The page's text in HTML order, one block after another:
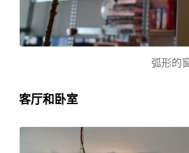
弧形的
客厅和卧室